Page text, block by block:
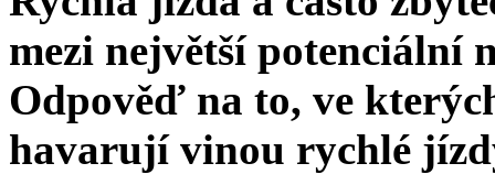
mezi největší potenciální
Odpověď na to, ve
havarují vinou rychlé